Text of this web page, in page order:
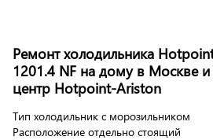
Ремонт холодильника
1201.4 NF на дому в Москве
центр Hotpoint-Ariston
Тип холодильник с морозильником
Расположение отдельно стоящий